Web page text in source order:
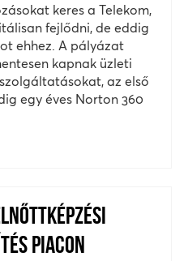
keres a Telekom,
fejlődni, de eddig
ehhez. A pályázat
kapnak üzleti
az első
egy éves Norton 360
PIACON